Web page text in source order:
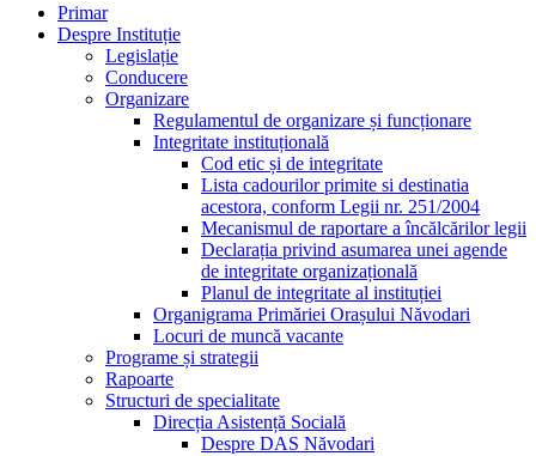
Primar
Despre Instituție
Legislație
Conducere
Organizare
Regulamentul de organizare și funcționare
Integritate instituțională
Cod etic și de integritate
Lista cadourilor primite si destinatia
acestora, conform Legii nr. 251/2004
Mecanismul de raportare a încălcărilor legii
Declarația privind asumarea unei agende
de integritate organizațională
Planul de integritate al instituției
Organigrama Primăriei Orașului Năvodari
Locuri de muncă vacante
Programe și strategii
Rapoarte
Structuri de specialitate
Direcția Asistență Socială
Despre DAS Năvodari